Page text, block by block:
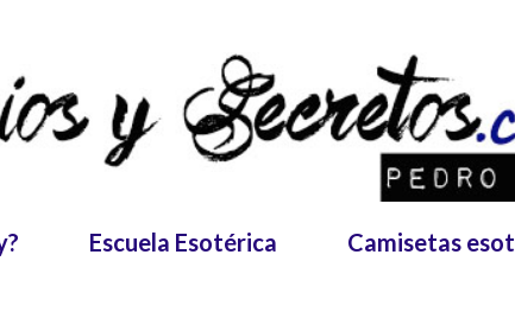
Escuela Esotérica Camisetas